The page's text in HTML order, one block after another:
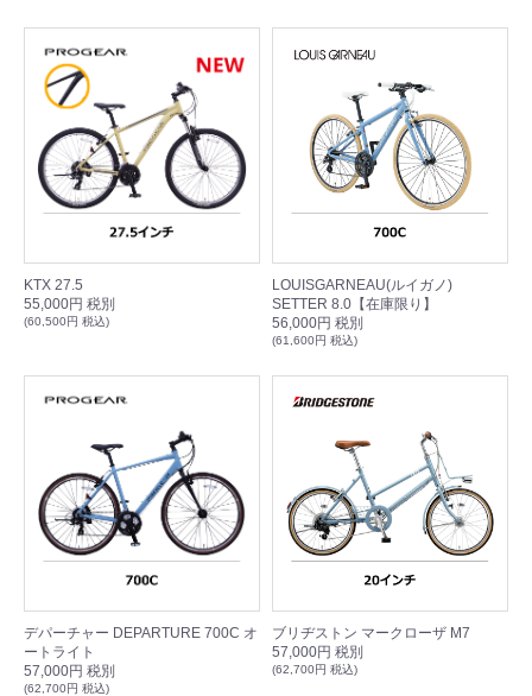
KTX 27.5
55,000円 税別
(60,500円 税込)
LOUISGARNEAU(ルイガノ)
SETTER 8.0【在庫限り】
56,000円 税別
(61,600円 税込)
デパーチャー DEPARTURE 700C オ
ートライト
57,000円 税別
(62,700円 税込)
ブリヂストン マークローザ M7
57,000円 税別
(62,700円 税込)